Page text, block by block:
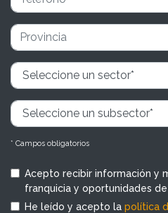
* Campos obligatorios
Acepto recibir información y
franquicia y oportunidades
He leído y acepto la política